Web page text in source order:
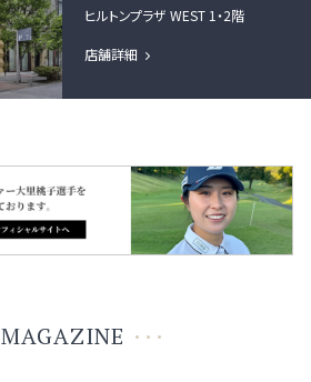
ヒルトンプラザ WEST 1・2階
店舗詳細
MAGAZINE